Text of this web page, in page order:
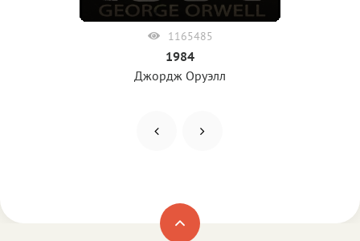
1165485
1984
Джордж Оруэлл